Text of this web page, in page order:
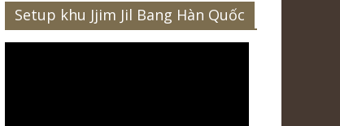
Setup khu Jjim Jil Bang Hàn Quốc